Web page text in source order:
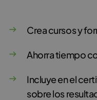
Crea cursos y
Ahorra tiempo
Incluye en el
sobre los